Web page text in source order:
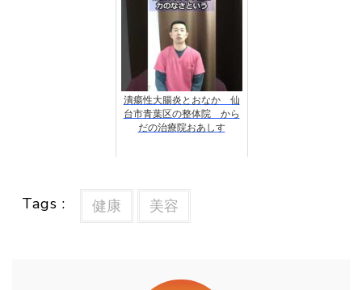
潰瘍性大腸炎とおなか 仙
台市青葉区の整体院 から
だの治療院おあしす
Tags : 健康 美容